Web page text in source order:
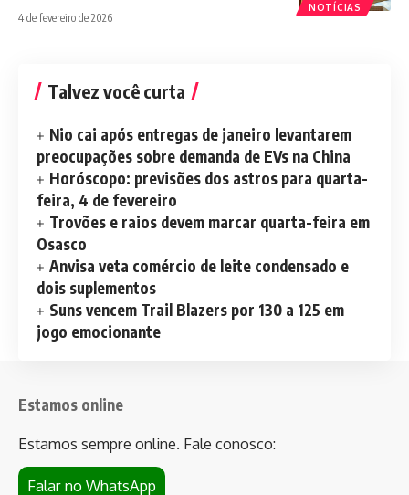
NOTÍCIAS
4 de fevereiro de 2026
Talvez você curta
Nio cai após entregas de janeiro levantarem
preocupações sobre demanda de EVs na China
Horóscopo: previsões dos astros para quarta-
feira, 4 de fevereiro
Trovões e raios devem marcar quarta-feira em
Osasco
Anvisa veta comércio de leite condensado e
dois suplementos
Suns vencem Trail Blazers por 130 a 125 em
jogo emocionante
Estamos online
Estamos sempre online. Fale conosco:
Falar no WhatsApp